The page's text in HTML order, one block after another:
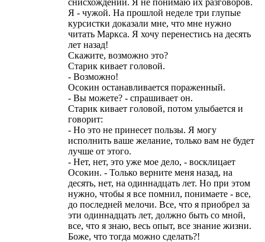
Я - чужой. На прошлой неделе три глупые
курсистки доказали мне, что мне нужно
читать Маркса. Я хочу перенестись на десять
лет назад!
Скажите, возможно это?
Старик кивает головой.
- Возможно!
Осокин останавливается пораженный.
- Вы можете? - спрашивает он.
Старик кивает головой, потом улыбается и
говорит:
- Но это не принесет пользы. Я могу
исполнить ваше желание, только вам не будет
лучше от этого.
- Нет, нет, это уже мое дело, - восклицает
Осокин. - Только верните меня назад, на
десять, нет, на одиннадцать лет. Но при этом
нужно, чтобы я все помнил, понимаете - все,
до последней мелочи. Все, что я приобрел за
эти одиннадцать лет, должно быть со мной,
все, что я знаю, весь опыт, все знание жизни.
Боже, что тогда можно сделать?!